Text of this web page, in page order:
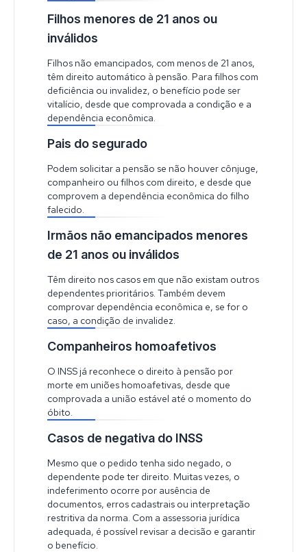
Filhos menores de 21 anos ou
inválidos
Filhos não emancipados, com menos de 21 anos,
têm direito automático à pensão. Para filhos com
deficiência ou invalidez, o benefício pode ser
vitalício, desde que comprovada a condição e a
dependência econômica.
Pais do segurado
Podem solicitar a pensão se não houver cônjuge,
companheiro ou filhos com direito, e desde que
comprovem a dependência econômica do filho
falecido.
Irmãos não emancipados menores
de 21 anos ou inválidos
Têm direito nos casos em que não existam outros
dependentes prioritários. Também devem
comprovar dependência econômica e, se for o
caso, a condição de invalidez.
Companheiros homoafetivos
O INSS já reconhece o direito à pensão por
morte em uniões homoafetivas, desde que
comprovada a união estável até o momento do
óbito.
Casos de negativa do INSS
Mesmo que o pedido tenha sido negado, o
dependente pode ter direito. Muitas vezes, o
indeferimento ocorre por ausência de
documentos, erros cadastrais ou interpretação
restritiva da norma. Com a assessoria jurídica
adequada, é possível revisar a decisão e garantir
o benefício.